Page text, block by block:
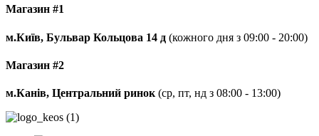
Магазин #1
м.Київ, Бульвар Кольцова 14 д (кожного дня з 09:00 - 20:00)
Магазин #2
м.Канів, Центральний ринок (ср, пт, нд з 08:00 - 13:00)